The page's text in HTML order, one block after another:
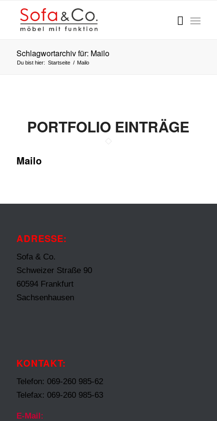
Schlagwortarchiv für: Mailo
Du bist hier: Startseite / Mailo
PORTFOLIO EINTRÄGE
Mailo
ADRESSE:
Sofa & Co.
Schweizer Straße 90
60594 Frankfurt
Sachsenhausen
KONTAKT:
Telefon: 069-260 985-62
Telefax: 069-260 985-63
E-Mail: